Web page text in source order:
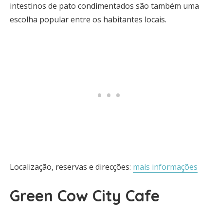
intestinos de pato condimentados são também uma
escolha popular entre os habitantes locais.
Localização, reservas e direcções: mais informações
Green Cow City Cafe